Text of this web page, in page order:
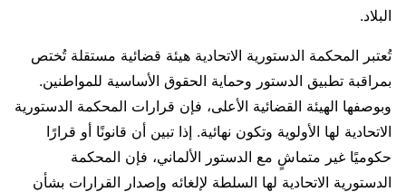
البلاد.
تُعتبر المحكمة الدستورية الاتحادية هيئة قضائية مستقلة تُختص
بمراقبة تطبيق الدستور وحماية الحقوق الأساسية للمواطنين.
وبوصفها الهيئة القضائية الأعلى، فإن قرارات المحكمة الدستورية
الاتحادية لها الأولوية وتكون نهائية. إذا تبين أن قانونًا أو قرارًا
حكوميًا غير متماشٍ مع الدستور الألماني، فإن المحكمة
الدستورية الاتحادية لها السلطة لإلغائه وإصدار القرارات بشأن